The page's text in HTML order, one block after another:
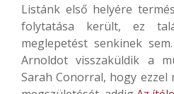
Listánk első helyére
folytatása került, ez
meglepetést senkinek
Arnoldot visszaküldik a
Sarah Conorral, hogy ezzel